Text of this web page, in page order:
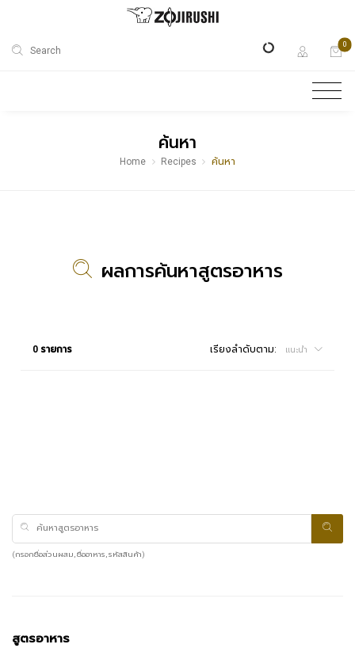
Search
0
ค้นหา
Home Recipes ค้นหา
ผลการค้นหาสูตรอาหาร
0 รายการ เรียงลำดับตาม: แนะนำ
(กรอกชื่อส่วนผสม, ชื่ออาหาร, รหัสสินค้า)
สูตรอาหาร